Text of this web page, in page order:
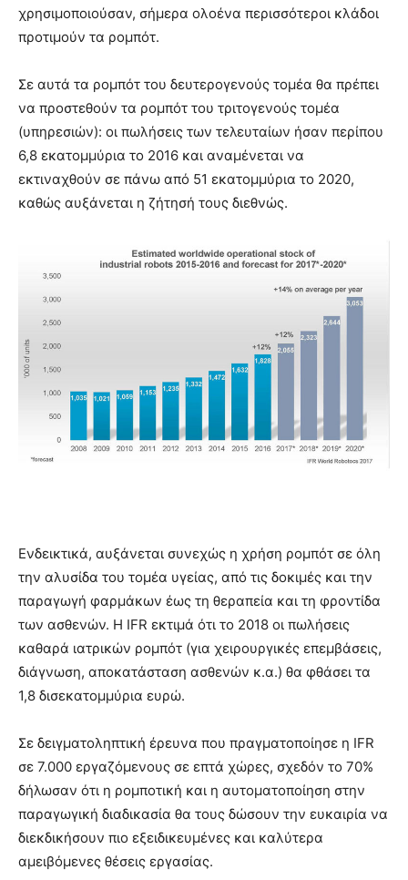
χρησιμοποιούσαν, σήμερα ολοένα περισσότεροι κλάδοι
προτιμούν τα ρομπότ.
Σε αυτά τα ρομπότ του δευτερογενούς τομέα θα πρέπει
να προστεθούν τα ρομπότ του τριτογενούς τομέα
(υπηρεσιών): οι πωλήσεις των τελευταίων ήσαν περίπου
6,8 εκατομμύρια το 2016 και αναμένεται να
εκτιναχθούν σε πάνω από 51 εκατομμύρια το 2020,
καθώς αυξάνεται η ζήτησή τους διεθνώς.
Ενδεικτικά, αυξάνεται συνεχώς η χρήση ρομπότ σε όλη
την αλυσίδα του τομέα υγείας, από τις δοκιμές και την
παραγωγή φαρμάκων έως τη θεραπεία και τη φροντίδα
των ασθενών. Η IFR εκτιμά ότι το 2018 οι πωλήσεις
καθαρά ιατρικών ρομπότ (για χειρουργικές επεμβάσεις,
διάγνωση, αποκατάσταση ασθενών κ.α.) θα φθάσει τα
1,8 δισεκατομμύρια ευρώ.
Σε δειγματοληπτική έρευνα που πραγματοποίησε η IFR
σε 7.000 εργαζόμενους σε επτά χώρες, σχεδόν το 70%
δήλωσαν ότι η ρομποτική και η αυτοματοποίηση στην
παραγωγική διαδικασία θα τους δώσουν την ευκαιρία να
διεκδικήσουν πιο εξειδικευμένες και καλύτερα
αμειβόμενες θέσεις εργασίας.